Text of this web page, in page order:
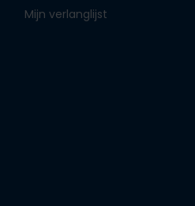
Mijn verlanglijst